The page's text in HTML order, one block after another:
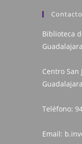
Contacto
Biblioteca
Guadalajara
Centro San
Guadalajara
Teléfono:
Email: